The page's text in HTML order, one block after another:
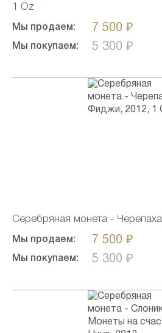
1 Oz
Мы продаем: 7 500 ₽
Мы покупаем: 5 300 ₽
Серебряная монета -
Мы продаем: 7 500 ₽
Мы покупаем: 5 300 ₽